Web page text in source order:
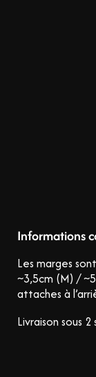
Informations
Les marges
~3,5cm (M) /
attaches à
Livraison sous 2